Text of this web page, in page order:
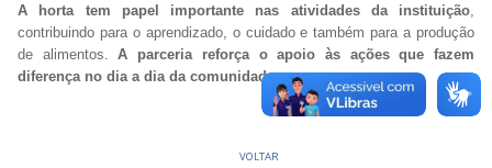
A horta tem papel importante nas atividades da instituição
contribuindo para o aprendizado, o cuidado e também para a produção
de alimentos.
A parceria reforça o apoio às ações que fazem
diferença no dia a dia da comunidade.
VOLTAR